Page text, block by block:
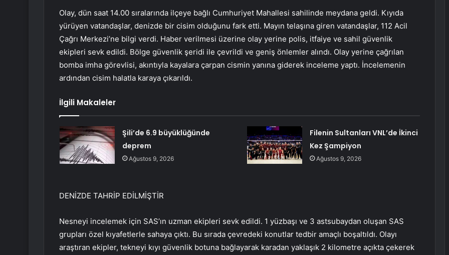
Olay, dün saat 14.00 sıralarında ilçeye bağlı Cumhuriyet Mahallesi sahilinde meydana geldi. Kıyıda
yürüyen vatandaşlar, denizde bir cisim olduğunu fark etti. Mayın telaşına giren vatandaşlar, 112 Acil
Çağrı Merkezi’ne bilgi verdi. Haber verilmesi üzerine olay yerine polis, itfaiye ve sahil güvenlik
ekipleri sevk edildi. Bölge güvenlik şeridi ile çevrildi ve geniş önlemler alındı. Olay yerine çağrılan
bomba imha görevlisi, akıntıyla kayalara çarpan cismin yanına giderek inceleme yaptı. İncelemenin
ardından cisim halatla karaya çıkarıldı.
İlgili Makaleler
Şili’de 6.9 büyüklüğünde
deprem
Ağustos 9, 2026
Filenin Sultanları VNL’de İkinci
Kez Şampiyon
Ağustos 9, 2026
DENİZDE TAHRİP EDİLMİŞTİR
Nesneyi incelemek için SAS’ın uzman ekipleri sevk edildi. 1 yüzbaşı ve 3 astsubaydan oluşan SAS
grupları özel kıyafetlerle sahaya çıktı. Bu sırada çevredeki konutlar tedbir amaçlı boşaltıldı. Olayı
araştıran ekipler, tekneyi kıyı güvenlik botuna bağlayarak karadan yaklaşık 2 kilometre açıkta çekerek